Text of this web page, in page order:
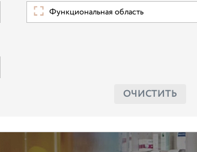
Функциональная область
ОЧИСТИТЬ